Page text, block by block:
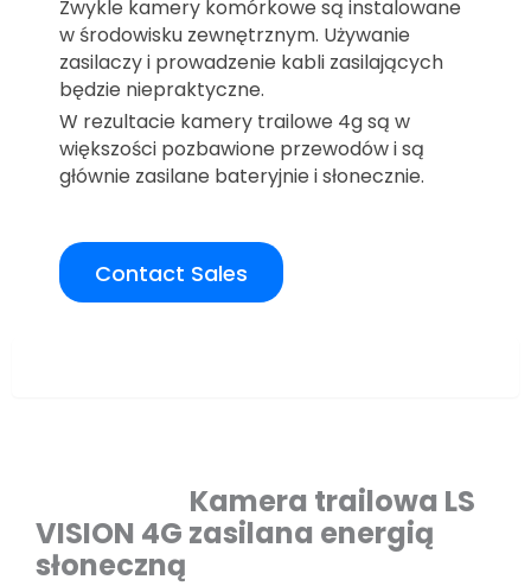
Zwykle kamery komórkowe są instalowane
w środowisku zewnętrznym. Używanie
zasilaczy i prowadzenie kabli zasilających
będzie niepraktyczne.
W rezultacie kamery trailowe 4g są w
większości pozbawione przewodów i są
głównie zasilane bateryjnie i słonecznie.
Contact Sales
Kamera trailowa LS
VISION 4G zasilana energią
słoneczną